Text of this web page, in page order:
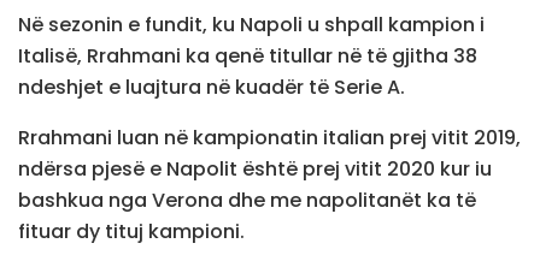
Në sezonin e fundit, ku Napoli u shpall kampion i
Italisë, Rrahmani ka qenë titullar në të gjitha 38
ndeshjet e luajtura në kuadër të Serie A.
Rrahmani luan në kampionatin italian prej vitit 2019,
ndërsa pjesë e Napolit është prej vitit 2020 kur iu
bashkua nga Verona dhe me napolitanët ka të
fituar dy tituj kampioni.